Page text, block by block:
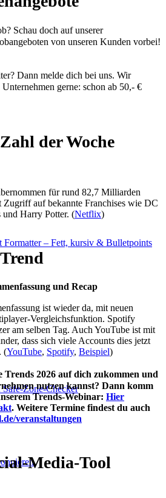
Formatter – Fett, kursiv & Bulletpoints
Zone-Checker
Schau doch auf unserer
von unseren Kunden vorbei!
Dann melde dich bei uns. Wir
gerne: schon ab 50,- €
der Woche
für rund 82,7 Milliarden
auf bekannte Franchises wie DC
Harry Potter. (Netflix)
und Recap
ist wieder da, mit neuen
Vergleichsfunktion. Spotify
am selben Tag. Auch YouTube ist mit
dass sich viele Accounts dies jetzt
(YouTube, Spotify, Beispiel)
Trends 2026 auf dich zukommen und
nutzen kannst? Dann komm
Trends-Webinar: Hier
. Weitere Termine findest du auch
veranstaltungen
Media-Tool